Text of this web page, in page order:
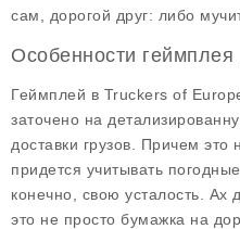
сам, дорогой друг: либо
Особенности
Геймплей в Truckers of
заточено на
доставки грузов. Причем это
придется учитывать
конечно, свою усталость.
это не просто бумажка на